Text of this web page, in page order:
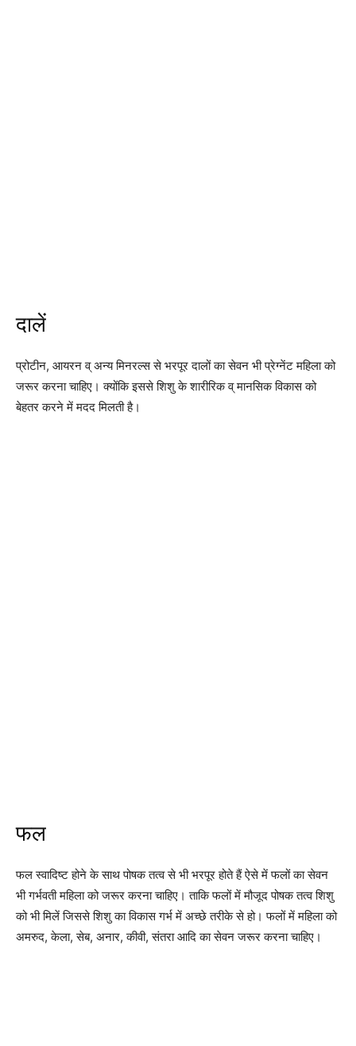
दालें
प्रोटीन, आयरन व् अन्य मिनरल्स से भरपूर दालों का सेवन भी प्रेग्नेंट महिला को
जरूर करना चाहिए। क्योंकि इससे शिशु के शारीरिक व् मानसिक विकास को
बेहतर करने में मदद मिलती है।
फल
फल स्वादिष्ट होने के साथ पोषक तत्व से भी भरपूर होते हैं ऐसे में फलों का सेवन
भी गर्भवती महिला को जरूर करना चाहिए। ताकि फलों में मौजूद पोषक तत्व शिशु
को भी मिलें जिससे शिशु का विकास गर्भ में अच्छे तरीके से हो। फलों में महिला को
अमरुद, केला, सेब, अनार, कीवी, संतरा आदि का सेवन जरूर करना चाहिए।